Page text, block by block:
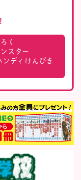
く
スター
ディけんびき